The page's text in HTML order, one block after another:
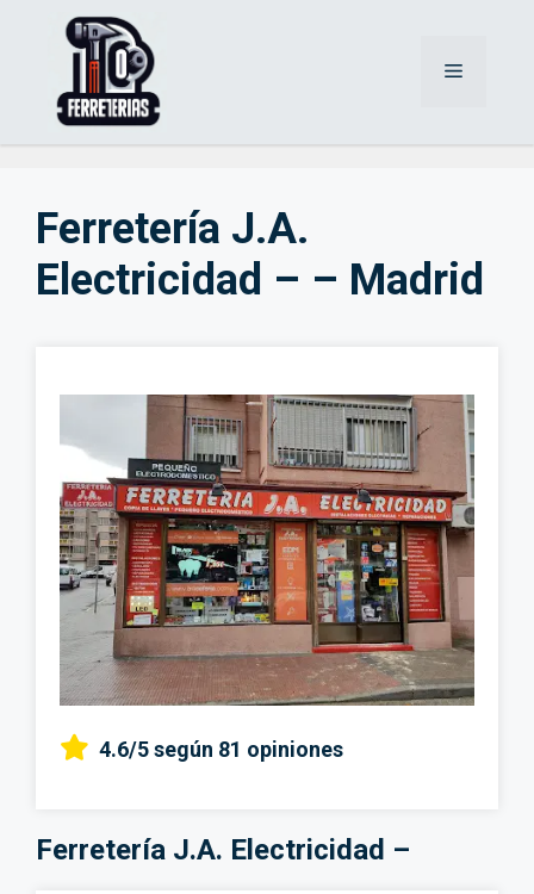
Menú
Ferretería J.A.
Electricidad – – Madrid
4.6/5según 81 opiniones
Ferretería J.A. Electricidad –